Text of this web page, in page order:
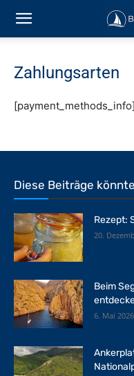
Zahlungsarten
[payment_methods_info]
Diese Beiträge
Rezept:
20.
Beim
6. Mai 2026